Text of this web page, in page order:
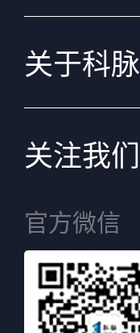
关于科脉
关注我们
官方微信